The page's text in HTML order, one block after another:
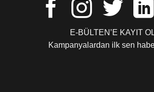
E-BÜLTEN’E KAYIT
Kampanyalardan ilk sen